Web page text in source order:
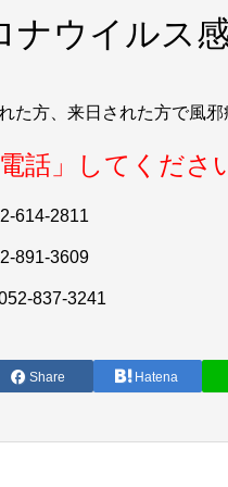
ナウイルス
た方、来日された方で風
話」してくださ
614-2811
891-3609
837-3241
Share Hatena